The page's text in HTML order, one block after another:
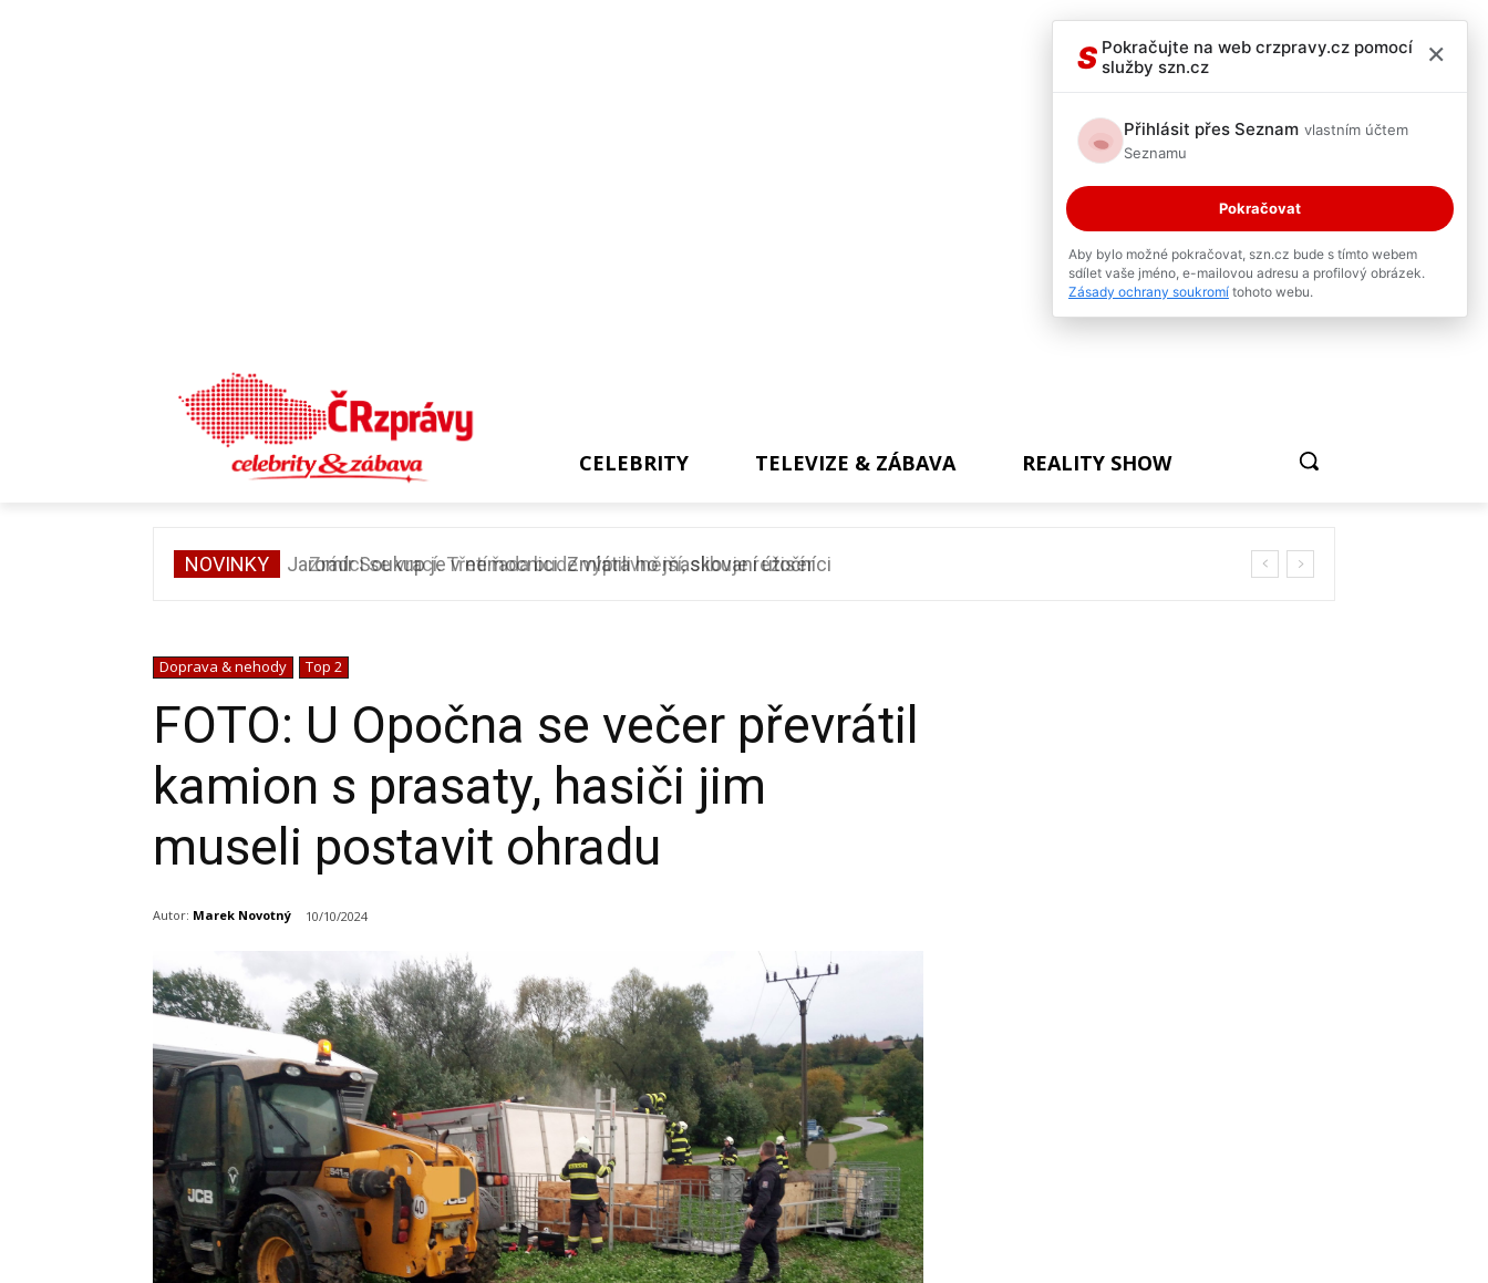
CELEBRITY TELEVIZE & ZÁBAVA REALITY SHOW
NOVINKY Zrádci se vrací. Třetí řada bude výpravnější, slibuje režisér
Doprava & nehody Top 2
FOTO: U Opočna se večer převrátil
kamion s prasaty, hasiči jim
museli postavit ohradu
Autor: Marek Novotný 10/10/2024
S Pokračujte na web crzpravy.cz pomocí
služby szn.cz
×
Přihlásit přes Seznam vlastním účtem
Seznamu
Pokračovat
Aby bylo možné pokračovat, szn.cz bude s tímto webem
sdílet vaše jméno, e-mailovou adresu a profilový obrázek.
Zásady ochrany soukromí tohoto webu.